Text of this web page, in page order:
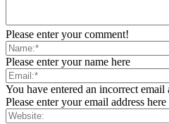
Please enter your comment!
Please enter your name here
You have entered an incorrect email
Please enter your email address here